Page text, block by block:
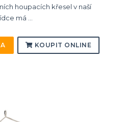
houpacích křesel v naší
má ...
KOUPIT ONLINE